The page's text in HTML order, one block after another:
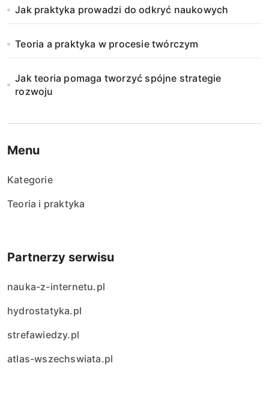
Jak praktyka prowadzi do odkryć naukowych
Teoria a praktyka w procesie twórczym
Jak teoria pomaga tworzyć spójne strategie
rozwoju
Menu
Kategorie
Teoria i praktyka
Partnerzy serwisu
nauka-z-internetu.pl
hydrostatyka.pl
strefawiedzy.pl
atlas-wszechswiata.pl